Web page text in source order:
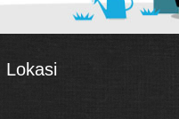
Lokasi